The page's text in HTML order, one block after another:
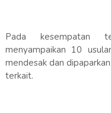
Pada kesempatan
menyampaikan 10
mendesak dan
terkait.